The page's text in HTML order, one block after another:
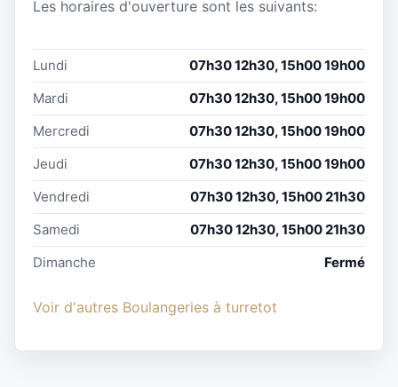
Les horaires d'ouverture sont les suivants:
Lundi
07h30 12h30, 15h00 19h00
Mardi
07h30 12h30, 15h00 19h00
Mercredi
07h30 12h30, 15h00 19h00
Jeudi
07h30 12h30, 15h00 19h00
Vendredi
07h30 12h30, 15h00 21h30
Samedi
07h30 12h30, 15h00 21h30
Dimanche
Fermé
Voir d'autres Boulangeries à turretot